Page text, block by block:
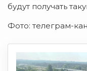
будут получать
Фото: телеграм-